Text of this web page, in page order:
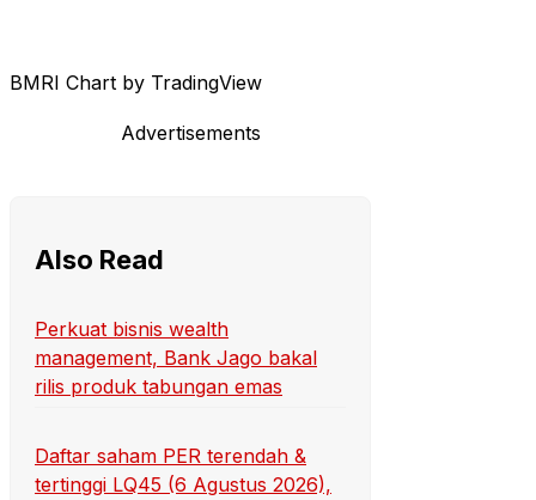
BMRI Chart by TradingView
Advertisements
Also Read
Perkuat bisnis wealth
management, Bank Jago bakal
rilis produk tabungan emas
Daftar saham PER terendah &
tertinggi LQ45 (6 Agustus 2026),